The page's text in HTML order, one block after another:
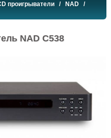
проигрыватели / NAD /
NAD C538